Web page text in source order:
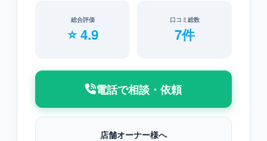
総合評価
⭐ 4.9
口コミ総数
7件
電話で相談・依頼
店舗オーナー様へ